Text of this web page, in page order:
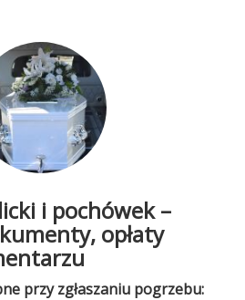
i pochówek –
opłaty
przy zgłaszaniu pogrzebu: